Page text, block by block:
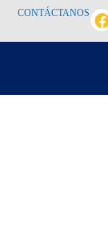
CONTÁCTANOS